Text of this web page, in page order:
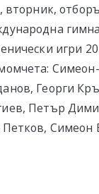
вторник,
игри
Георги
Петър
Симеон